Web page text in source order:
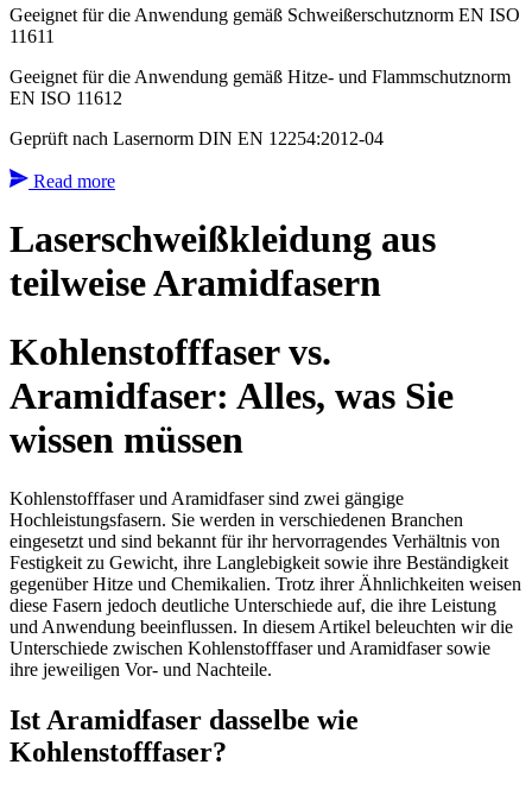
Geeignet für die Anwendung gemäß Schweißerschutznorm EN ISO
11611
Geeignet für die Anwendung gemäß Hitze- und Flammschutznorm
EN ISO 11612
Geprüft nach Lasernorm DIN EN 12254:2012-04
Read more
Laserschweißkleidung aus
teilweise Aramidfasern
Kohlenstofffaser vs.
Aramidfaser: Alles, was Sie
wissen müssen
Kohlenstofffaser und Aramidfaser sind zwei gängige
Hochleistungsfasern. Sie werden in verschiedenen Branchen
eingesetzt und sind bekannt für ihr hervorragendes Verhältnis von
Festigkeit zu Gewicht, ihre Langlebigkeit sowie ihre Beständigkeit
gegenüber Hitze und Chemikalien. Trotz ihrer Ähnlichkeiten weisen
diese Fasern jedoch deutliche Unterschiede auf, die ihre Leistung
und Anwendung beeinflussen. In diesem Artikel beleuchten wir die
Unterschiede zwischen Kohlenstofffaser und Aramidfaser sowie
ihre jeweiligen Vor- und Nachteile.
Ist Aramidfaser dasselbe wie
Kohlenstofffaser?